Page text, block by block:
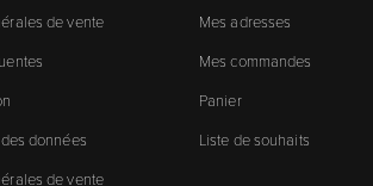
de vente
données
de vente
Mes adresses
Mes commandes
Panier
Liste de souhaits